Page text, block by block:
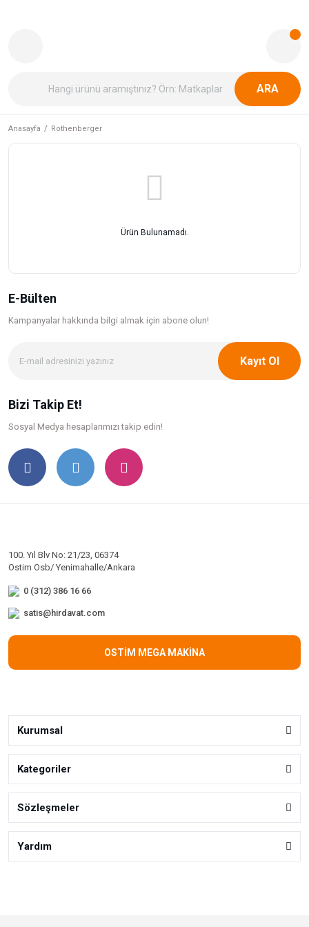
ARA
Anasayfa Rothenberger
Ürün Bulunamadı.
E-Bülten
Kampanyalar hakkında bilgi almak için abone olun!
Kayıt Ol
Bizi Takip Et!
Sosyal Medya hesaplarımızı takip edin!
100. Yıl Blv No: 21/23, 06374
Ostim Osb/ Yenimahalle/Ankara
0 (312) 386 16 66
satis@hirdavat.com
OSTİM MEGA MAKİNA
Kurumsal
Kategoriler
Sözleşmeler
Yardım